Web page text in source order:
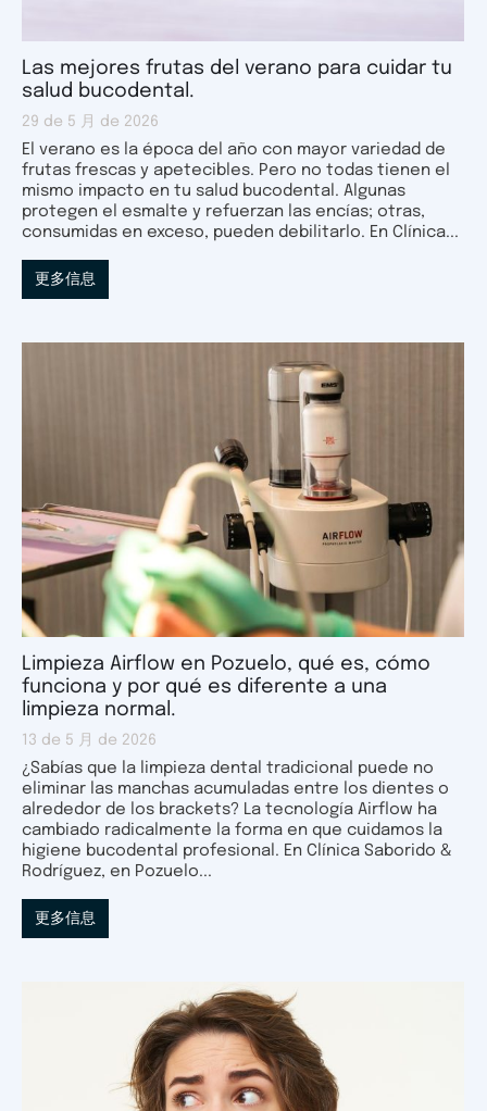
Las mejores frutas del verano para cuidar tu
salud bucodental.
29 de 5 月 de 2026
El verano es la época del año con mayor variedad de
frutas frescas y apetecibles. Pero no todas tienen el
mismo impacto en tu salud bucodental. Algunas
protegen el esmalte y refuerzan las encías; otras,
consumidas en exceso, pueden debilitarlo. En Clínica...
更多信息
Limpieza Airflow en Pozuelo, qué es, cómo
funciona y por qué es diferente a una
limpieza normal.
13 de 5 月 de 2026
¿Sabías que la limpieza dental tradicional puede no
eliminar las manchas acumuladas entre los dientes o
alrededor de los brackets? La tecnología Airflow ha
cambiado radicalmente la forma en que cuidamos la
higiene bucodental profesional. En Clínica Saborido &
Rodríguez, en Pozuelo...
更多信息